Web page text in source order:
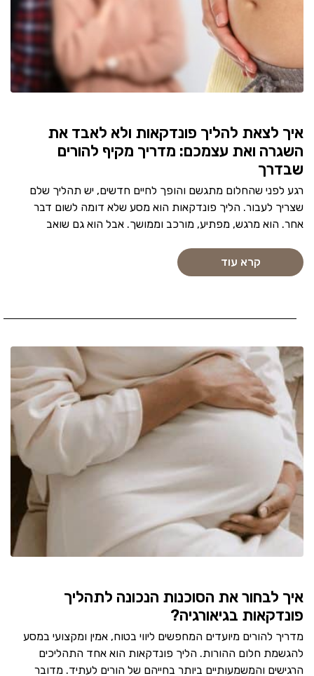
איך לצאת להליך פונדקאות ולא לאבד את
השגרה ואת עצמכם: מדריך מקיף להורים
שבדרך
רגע לפני שהחלום מתגשם והופך לחיים חדשים, יש תהליך שלם
שצריך לעבור. הליך פונדקאות הוא מסע שלא דומה לשום דבר
אחר. הוא מרגש, מפתיע, מורכב וממושך. אבל הוא גם שואב
קרא עוד
איך לבחור את הסוכנות הנכונה לתהליך
פונדקאות בגיאורגיה?
מדריך להורים מיועדים המחפשים ליווי בטוח, אמין ומקצועי במסע
להגשמת חלום ההורות. הליך פונדקאות הוא אחד התהליכים
הרגישים והמשמעותיים ביותר בחייהם של הורים לעתיד. מדובר